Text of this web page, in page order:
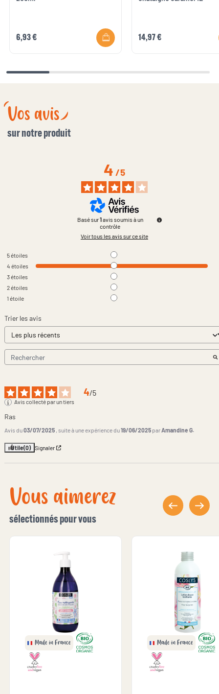
6,93 € 14,97 €
Vos avis
sur notre produit
4/5
Basé sur1avis soumis à un
contrôle
Voir tous les avis sur ce site
5étoiles
4 étoiles
3étoiles
2étoiles
1 étoile
Trier les avis
4/5
Avis collecté par un tiers
Ras
Avis du03/07/2025 , suite à une expérience du19/06/2025 parAmandine G.
Utile(0) Signaler
Vous aimerez
sélectionnés pour vous
Made in France Made in France